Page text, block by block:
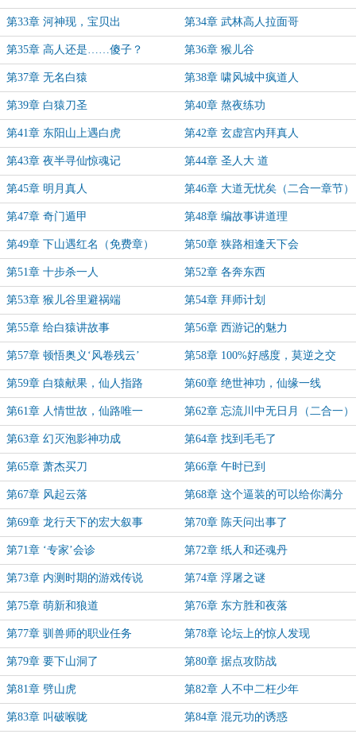
第33章 河神现，宝贝出 第34章 武林高人拉面哥
第35章 高人还是……傻子？ 第36章 猴儿谷
第37章 无名白猿 第38章 啸风城中疯道人
第39章 白猿刀圣 第40章 熬夜练功
第41章 东阳山上遇白虎 第42章 玄虚宫内拜真人
第43章 夜半寻仙惊魂记 第44章 圣人大 道
第45章 明月真人 第46章 大道无忧矣（二合一章节）
第47章 奇门遁甲 第48章 编故事讲道理
第49章 下山遇红名（免费章） 第50章 狭路相逢天下会
第51章 十步杀一人 第52章 各奔东西
第53章 猴儿谷里避祸端 第54章 拜师计划
第55章 给白猿讲故事 第56章 西游记的魅力
第57章 顿悟奥义‘风卷残云’ 第58章 100%好感度，莫逆之交
第59章 白猿献果，仙人指路 第60章 绝世神功，仙缘一线
第61章 人情世故，仙路唯一 第62章 忘流川中无日月（二合一）
第63章 幻灭泡影神功成 第64章 找到毛毛了
第65章 萧杰买刀 第66章 午时已到
第67章 风起云落 第68章 这个逼装的可以给你满分
第69章 龙行天下的宏大叙事 第70章 陈天问出事了
第71章 ‘专家’会诊 第72章 纸人和还魂丹
第73章 内测时期的游戏传说 第74章 浮屠之谜
第75章 萌新和狼道 第76章 东方胜和夜落
第77章 驯兽师的职业任务 第78章 论坛上的惊人发现
第79章 要下山洞了 第80章 据点攻防战
第81章 劈山虎 第82章 人不中二枉少年
第83章 叫破喉咙 第84章 混元功的诱惑